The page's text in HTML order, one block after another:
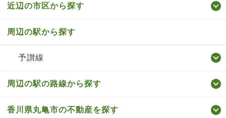
近辺の市区から探す
周辺の駅から探す
予讃線
周辺の駅の路線から探す
香川県丸亀市の不動産を探す